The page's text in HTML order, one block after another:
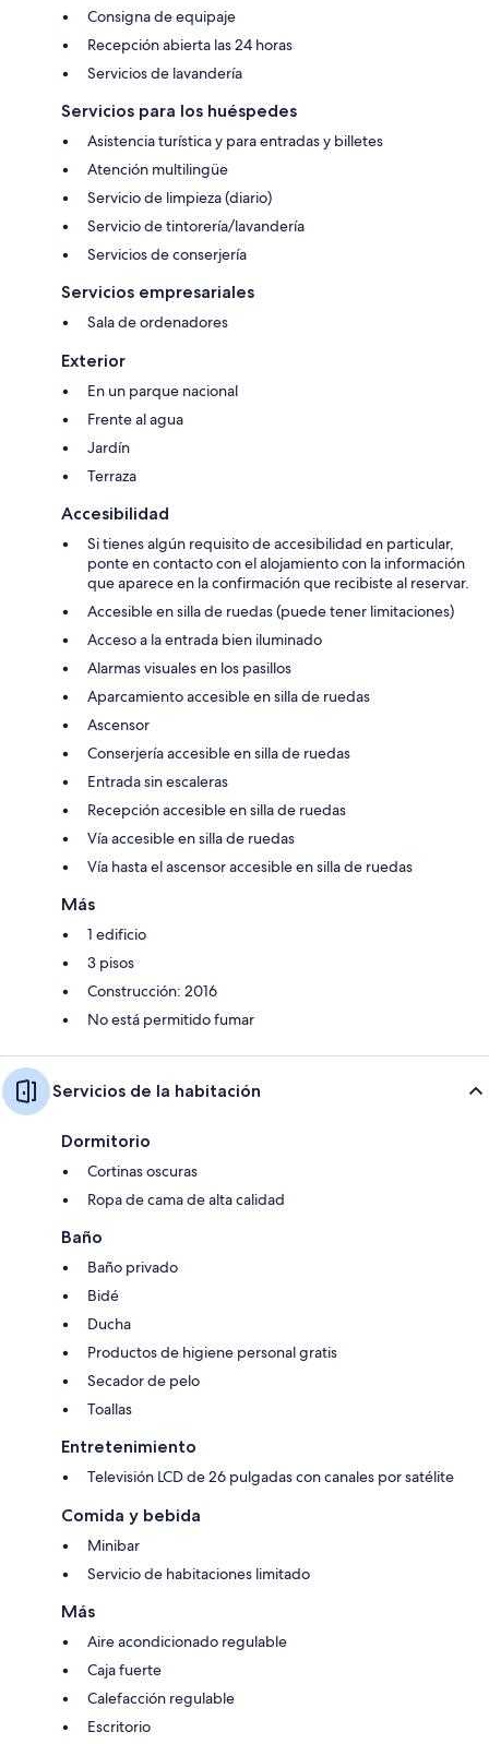
Consigna de equipaje
Recepción abierta las 24 horas
Servicios de lavandería
Servicios para los huéspedes
Asistencia turística y para entradas y billetes
Atención multilingüe
Servicio de limpieza (diario)
Servicio de tintorería/lavandería
Servicios de conserjería
Servicios empresariales
Sala de ordenadores
Exterior
En un parque nacional
Frente al agua
Jardín
Terraza
Accesibilidad
Si tienes algún requisito de accesibilidad en particular,
ponte en contacto con el alojamiento con la información
que aparece en la confirmación que recibiste al reservar.
Accesible en silla de ruedas (puede tener limitaciones)
Acceso a la entrada bien iluminado
Alarmas visuales en los pasillos
Aparcamiento accesible en silla de ruedas
Ascensor
Conserjería accesible en silla de ruedas
Entrada sin escaleras
Recepción accesible en silla de ruedas
Vía accesible en silla de ruedas
Vía hasta el ascensor accesible en silla de ruedas
Más
1 edificio
3 pisos
Construcción: 2016
No está permitido fumar
Servicios de la habitación
Dormitorio
Cortinas oscuras
Ropa de cama de alta calidad
Baño
Baño privado
Bidé
Ducha
Productos de higiene personal gratis
Secador de pelo
Toallas
Entretenimiento
Televisión LCD de 26 pulgadas con canales por satélite
Comida y bebida
Minibar
Servicio de habitaciones limitado
Más
Aire acondicionado regulable
Caja fuerte
Calefacción regulable
Escritorio